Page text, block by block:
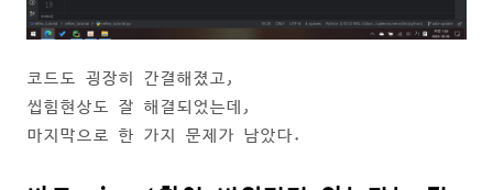
코드도 굉장히 간결해졌고,
씹힘현상도 잘 해결되었는데,
마지막으로 한 가지 문제가 남았다.